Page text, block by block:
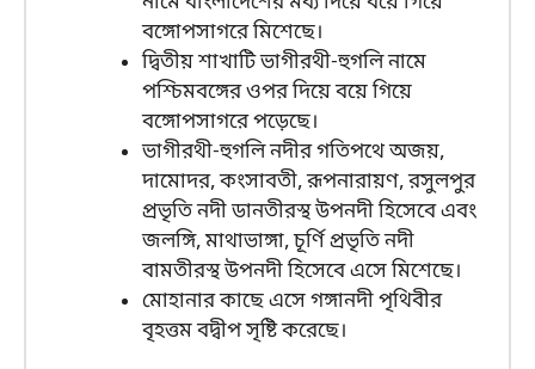
বঙ্গোপসাগরে মিশেছে।
দ্বিতীয় শাখাটি ভাগীরথী-হুগলি নামে
পশ্চিমবঙ্গের ওপর দিয়ে বয়ে গিয়ে
বঙ্গোপসাগরে পড়েছে।
ভাগীরথী-হুগলি নদীর গতিপথে অজয়,
দামোদর, কংসাবতী, রূপনারায়ণ, রসুলপুর
প্রভৃতি নদী ডানতীরস্থ উপনদী হিসেবে এবং
জলঙ্গি, মাথাভাঙ্গা, চূর্ণি প্রভৃতি নদী
বামতীরস্থ উপনদী হিসেবে এসে মিশেছে।
মোহানার কাছে এসে গঙ্গানদী পৃথিবীর
বৃহত্তম বদ্বীপ সৃষ্টি করেছে।